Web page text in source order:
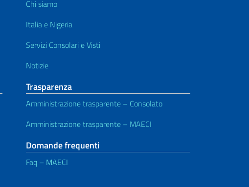
Chi siamo
Italia e Nigeria
Servizi Consolari e Visti
Notizie
Trasparenza
Amministrazione trasparente – Consolato
Amministrazione trasparente – MAECI
Domande frequenti
Faq – MAECI